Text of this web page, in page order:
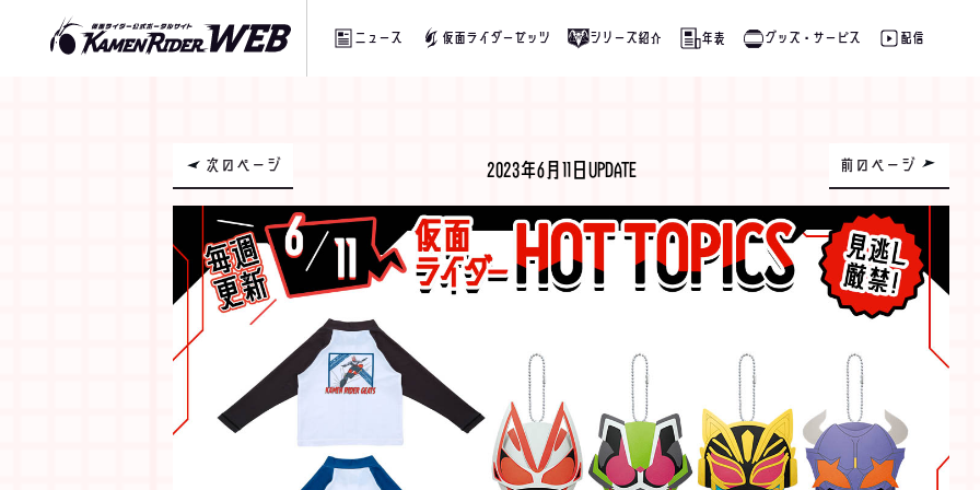
ニュース 仮面ライダーゼッツ シリーズ紹介 年表 グッズ・サービス 配信
次のページ 前のページ
2023年6月11日UPDATE